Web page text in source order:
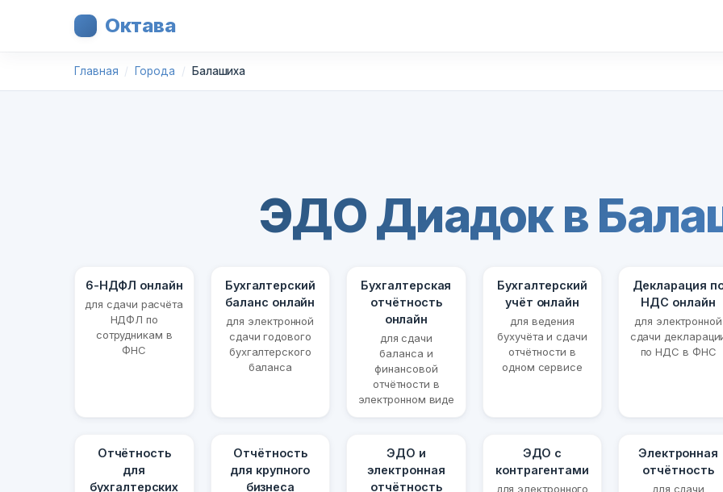
Октава
Главная Города Балашиха
ЭДО Диадок в
6-НДФЛ онлайн
для сдачи расчёта
НДФЛ по
сотрудникам в
ФНС
Бухгалтерский
баланс онлайн
для электронной
сдачи годового
бухгалтерского
баланса
Бухгалтерская
отчётность
онлайн
для сдачи
баланса и
финансовой
отчётности в
электронном виде
Бухгалтерский
учёт онлайн
для ведения
бухучёта и сдачи
отчётности в
одном сервисе
Декларация
НДС онлайн
для электронной
сдачи
по НДС в ФНС
Отчётность
для
бухгалтерских
Отчётность
для крупного
бизнеса
ЭДО и
электронная
отчётность
ЭДО с
контрагентами
для электронного
Электронная
отчётность
для сдачи